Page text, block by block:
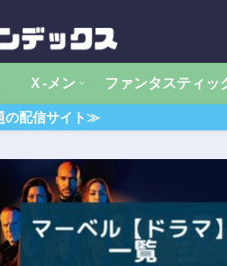
Ｘ‐メン ファンタスティッ
の配信サイト≫